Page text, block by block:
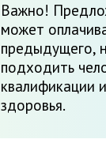
Важно!
может
предыдущего,
подходить
квалификации
здоровья.